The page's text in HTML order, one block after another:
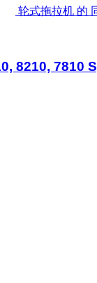
轮式拖拉机 的
8210, 7810